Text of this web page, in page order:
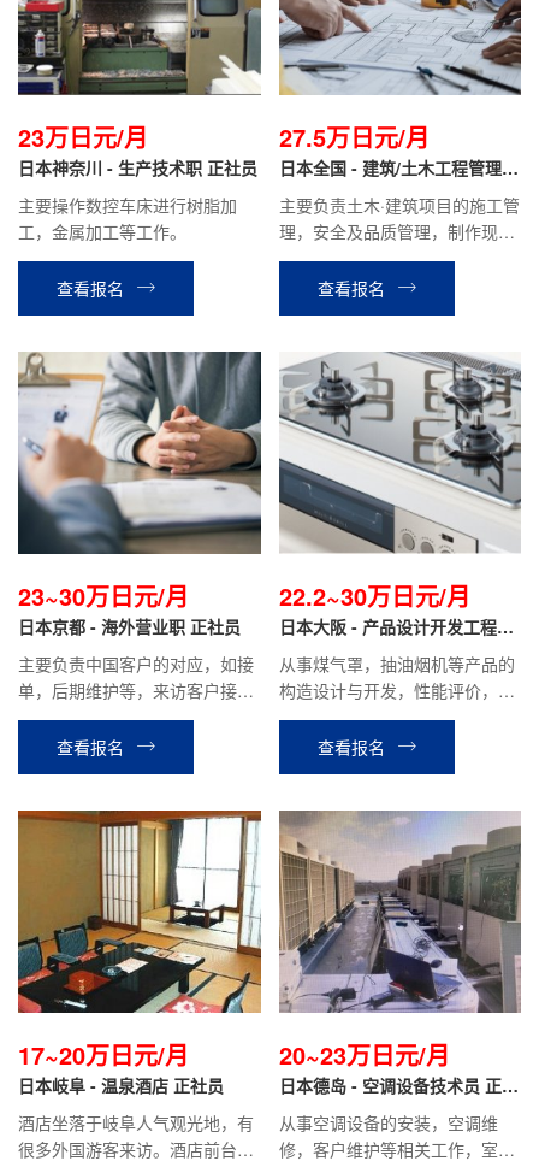
23万日元/月
日本神奈川 - 生产技术职 正社员
主要操作数控车床进行树脂加
工，金属加工等工作。
查看报名
27.5万日元/月
日本全国 - 建筑/土木工程管理
主要负责土木·建筑项目的施工管
理，安全及品质管理，制作现场
的施工计划书报价单、检查报告
等，材料分配管理等业务。
查看报名
23~30万日元/月
日本京都 - 海外营业职 正社员
主要负责中国客户的对应，如接
单，后期维护等，来访客户接待
以及中国出差等工作。
查看报名
22.2~30万日元/月
日本大阪 - 产品设计开发工程师
从事煤气罩，抽油烟机等产品的
构造设计与开发，性能评价，基
板设计，控制系统开发等工作。
查看报名
17~20万日元/月
日本岐阜 - 温泉酒店 正社员
酒店坐落于岐阜人气观光地，有
很多外国游客来访。酒店前台翻
20~23万日元/月
日本德岛 - 空调设备技术员 正社
从事空调设备的安装，空调维
修，客户维护等相关工作，室内